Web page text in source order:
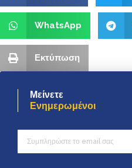
WhatsApp
Εκτύπωση
Μείνετε
Ενημερωμένοι